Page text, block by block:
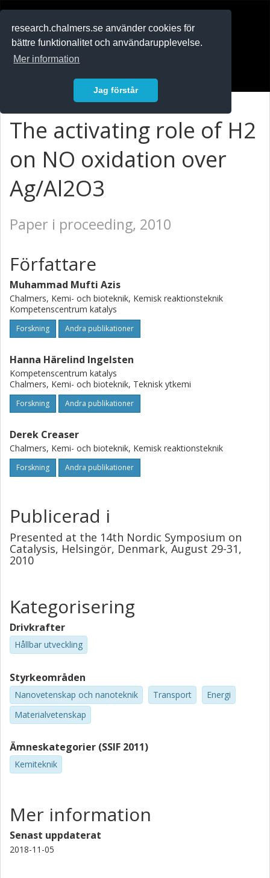
research.chalmers.se använder cookies för
bättre funktionalitet och användarupplevelse.
Mer information
Jag förstår
The activating role of H2
on NO oxidation over
Ag/Al2O3
Paper i proceeding, 2010
Författare
Muhammad Mufti Azis
Chalmers, Kemi- och bioteknik, Kemisk reaktionsteknik
Kompetenscentrum katalys
Forskning Andra publikationer
Hanna Härelind Ingelsten
Kompetenscentrum katalys
Chalmers, Kemi- och bioteknik, Teknisk ytkemi
Forskning Andra publikationer
Derek Creaser
Chalmers, Kemi- och bioteknik, Kemisk reaktionsteknik
Forskning Andra publikationer
Publicerad i
Presented at the 14th Nordic Symposium on
Catalysis, Helsingör, Denmark, August 29-31,
2010
Kategorisering
Drivkrafter
Hållbar utveckling
Styrkeområden
Nanovetenskap och nanoteknik Transport
Energi
Materialvetenskap
Ämneskategorier (SSIF 2011)
Kemiteknik
Mer information
Senast uppdaterat
2018-11-05